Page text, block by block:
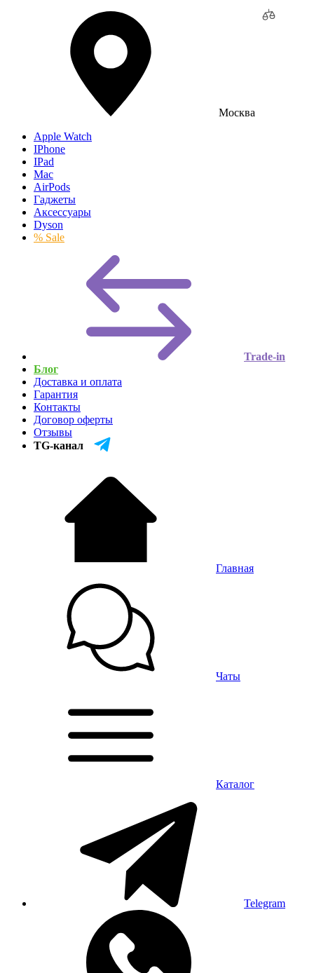
Москва
Apple Watch
IPhone
IPad
Mac
AirPods
Гаджеты
Аксессуары
Dyson
% Sale
Trade-in
Блог
Доставка и оплата
Гарантия
Контакты
Договор оферты
Отзывы
TG-канал
Главная
Чаты
Каталог
Telegram